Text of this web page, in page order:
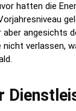
hatten die
aber angesichts
verlassen,